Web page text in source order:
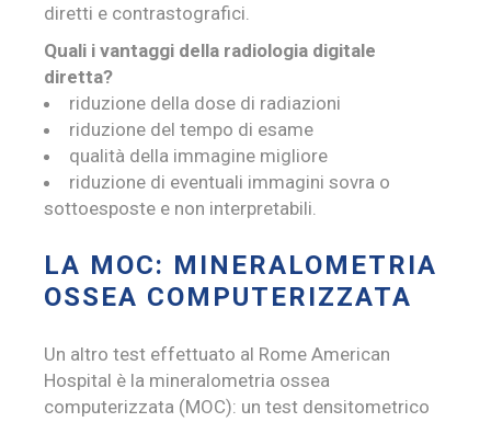
diretti e contrastografici.
Quali i vantaggi della radiologia digitale
diretta?
riduzione della dose di radiazioni
riduzione del tempo di esame
qualità della immagine migliore
riduzione di eventuali immagini sovra o
sottoesposte e non interpretabili.
LA MOC: MINERALOMETRIA
OSSEA COMPUTERIZZATA
Un altro test effettuato al Rome American
Hospital è la mineralometria ossea
computerizzata (MOC): un test densitometrico